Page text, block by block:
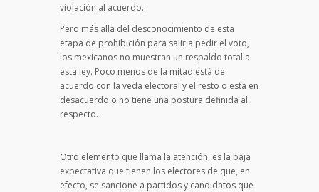
violación al acuerdo.
Pero más allá del desconocimiento de esta
etapa de prohibición para salir a pedir el voto,
los mexicanos no muestran un respaldo total a
esta ley. Poco menos de la mitad está de
acuerdo con la veda electoral y el resto o está en
desacuerdo o no tiene una postura definida al
respecto.
Otro elemento que llama la atención, es la baja
expectativa que tienen los electores de que, en
efecto, se sancione a partidos y candidatos que